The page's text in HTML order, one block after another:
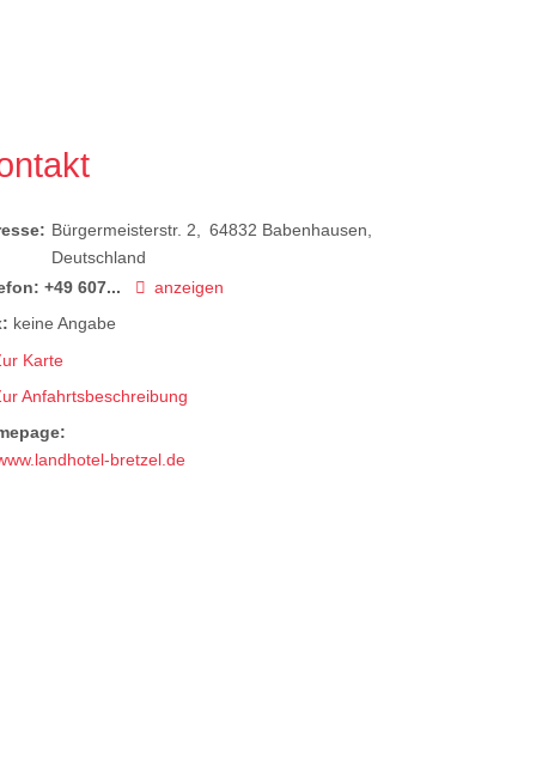
Bürgermeisterstr. 2 64832 Babenhausen
Deutschland
+49 607...
anzeigen
keine Angabe
Karte
Anfahrtsbeschreibung
bretzel.de